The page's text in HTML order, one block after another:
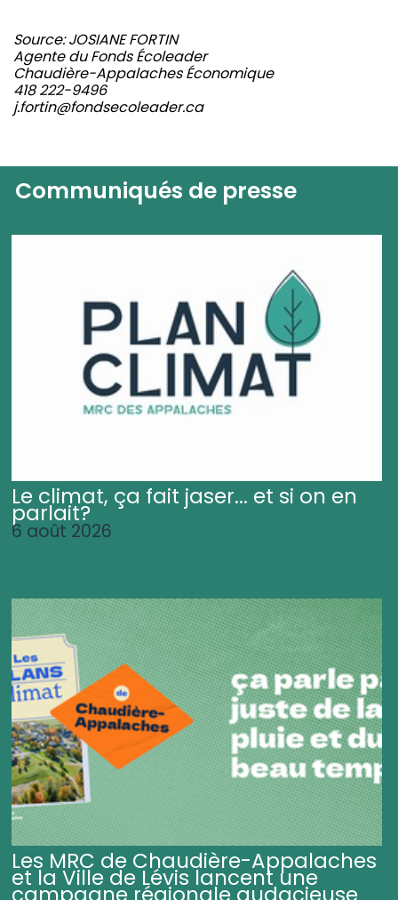
Source: JOSIANE FORTIN
Agente du Fonds Écoleader
Chaudière-Appalaches Économique
418 222-9496
j.fortin@fondsecoleader.ca
Communiqués de presse
Le climat, ça fait jaser... et si on en
parlait?
6 août 2026
Les MRC de Chaudière-Appalaches
et la Ville de Lévis lancent une